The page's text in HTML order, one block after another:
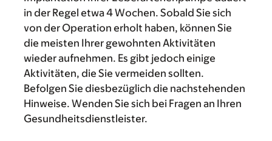
in der Regel etwa 4 Wochen. Sobald Sie sich
von der Operation erholt haben, können Sie
die meisten Ihrer gewohnten Aktivitäten
wieder aufnehmen. Es gibt jedoch einige
Aktivitäten, die Sie vermeiden sollten.
Befolgen Sie diesbezüglich die nachstehenden
Hinweise. Wenden Sie sich bei Fragen an Ihren
Gesundheitsdienstleister.